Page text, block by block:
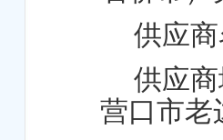
供应
供应
营口市